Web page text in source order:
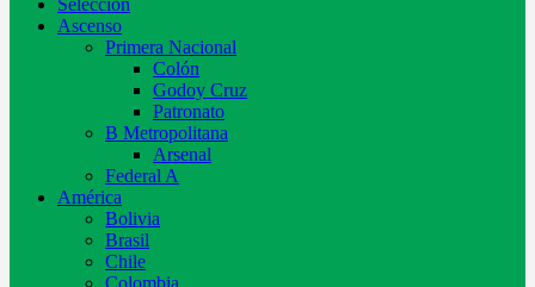
Selección
Ascenso
Primera Nacional
Colón
Godoy Cruz
Patronato
B Metropolitana
Arsenal
Federal A
América
Bolivia
Brasil
Chile
Colombia